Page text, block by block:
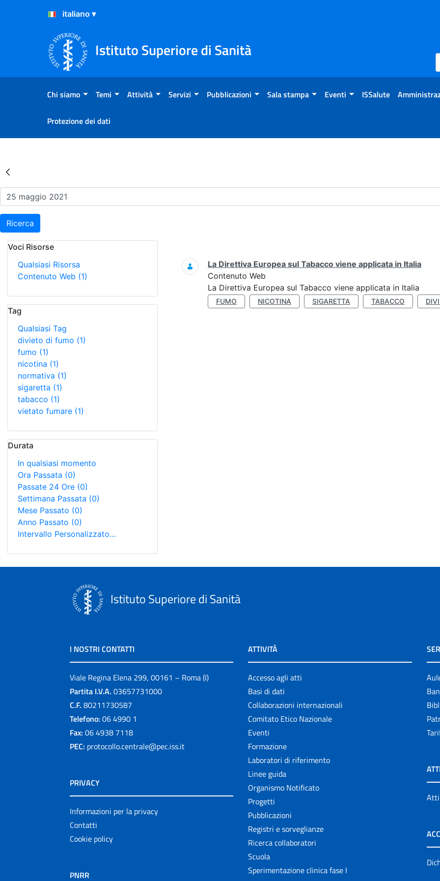
Salta al Contenuto
Salta al Footer
Istituto Superiore di Sanità
Chi siamo Temi Attività Servizi Pubblicazioni Sala stampa Eventi ISSalute
Protezione dei dati
Risultati della Ricerca - Eventi
Ricerca
Voci Risorse
Qualsiasi Risorsa
Contenuto Web (1)
Tag
Qualsiasi Tag
divieto di fumo (1)
fumo (1)
nicotina (1)
normativa (1)
sigaretta (1)
tabacco (1)
vietato fumare (1)
Durata
In qualsiasi momento
Ora Passata (0)
Passate 24 Ore (0)
Settimana Passata (0)
Mese Passato (0)
Anno Passato (0)
Intervallo Personalizzato…
Ricerca
La Direttiva Europea sul Tabacco viene applicata in Italia
Contenuto Web
La Direttiva Europea sul Tabacco viene applicata in Italia
FUMO NICOTINA SIGARETTA TABACCO
Istituto Superiore di Sanità
I NOSTRI CONTATTI
Viale Regina Elena 299, 00161 – Roma (I)
Partita I.V.A. 03657731000
C.F. 80211730587
Telefono: 06 4990 1
Fax: 06 4938 7118
PEC: protocollo.centrale@pec.iss.it
PRIVACY
Informazioni per la privacy
Contatti
Cookie policy
PNRR
ATTIVITÀ
Accesso agli atti
Basi di dati
Collaborazioni internazionali
Comitato Etico Nazionale
Eventi
Formazione
Laboratori di riferimento
Linee guida
Organismo Notificato
Progetti
Pubblicazioni
Registri e sorveglianze
Ricerca collaboratori
Scuola
Sperimentazione clinica fase I
Atti